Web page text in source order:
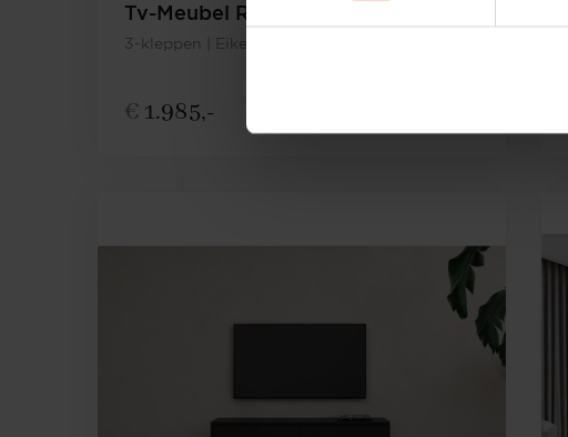
Tv-Meubel Rockefeller
3-kleppen | Eiken
€ 1.985,-